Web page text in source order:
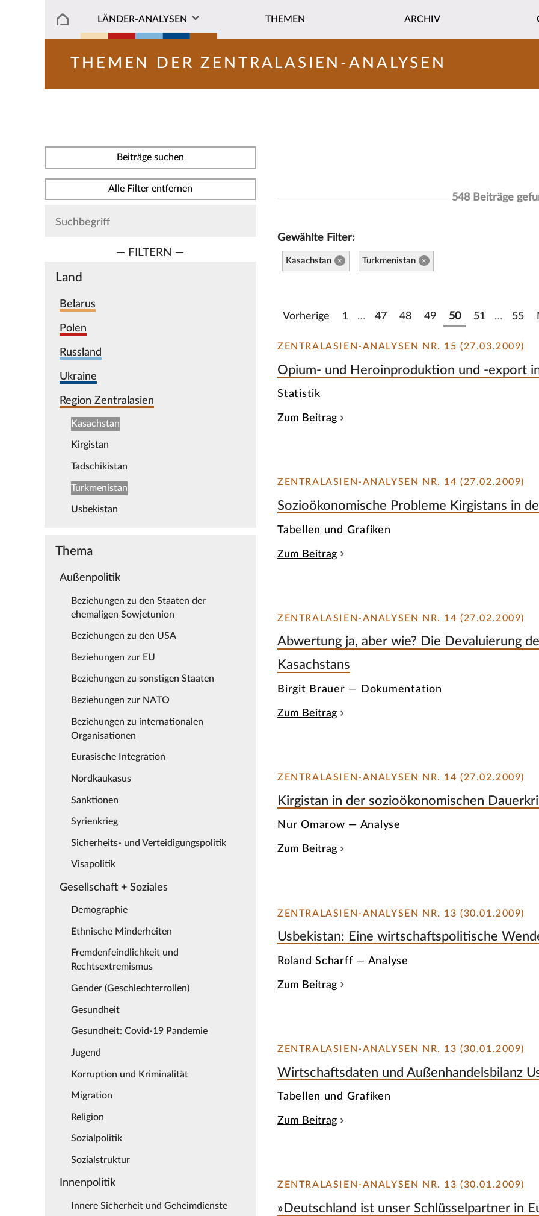
LÄNDER-ANALYSEN THEMEN ARCHIV
THEMEN DER ZENTRALASIEN-ANALYSEN
Beiträge suchen
Alle Filter entfernen
— FILTERN —
Land
Belarus
Polen
Russland
Ukraine
Region Zentralasien
Kasachstan
Kirgistan
Tadschikistan
Turkmenistan
Usbekistan
Thema
Außenpolitik
Beziehungen zu den Staaten der
ehemaligen Sowjetunion
Beziehungen zu den USA
Beziehungen zur EU
Beziehungen zu sonstigen Staaten
Beziehungen zur NATO
Beziehungen zu internationalen
Organisationen
Eurasische Integration
Nordkaukasus
Sanktionen
Syrienkrieg
Sicherheits- und Verteidigungspolitik
Visapolitik
Gesellschaft + Soziales
Demographie
Ethnische Minderheiten
Fremdenfeindlichkeit und
Rechtsextremismus
Gender (Geschlechterrollen)
Gesundheit
Gesundheit: Covid-19 Pandemie
Jugend
Korruption und Kriminalität
Migration
Religion
Sozialpolitik
Sozialstruktur
Innenpolitik
Innere Sicherheit und Geheimdienste
548 Beiträge
Gewählte Filter:
Kasachstan × Turkmenistan ×
Vorherige 1 … 47 48 49 50 51 … 55
ZENTRALASIEN-ANALYSEN NR. 15 (27.03.2009)
Opium- und Heroinproduktion und -export
Statistik
Zum Beitrag
ZENTRALASIEN-ANALYSEN NR. 14 (27.02.2009)
Sozioökonomische Probleme Kirgistans in
Tabellen und Grafiken
Zum Beitrag
ZENTRALASIEN-ANALYSEN NR. 14 (27.02.2009)
Abwertung ja, aber wie? Die Devaluierung
Kasachstans
Birgit Brauer — Dokumentation
Zum Beitrag
ZENTRALASIEN-ANALYSEN NR. 14 (27.02.2009)
Kirgistan in der sozioökonomischen
Nur Omarow — Analyse
Zum Beitrag
ZENTRALASIEN-ANALYSEN NR. 13 (30.01.2009)
Usbekistan: Eine wirtschaftspolitische
Roland Scharff — Analyse
Zum Beitrag
ZENTRALASIEN-ANALYSEN NR. 13 (30.01.2009)
Wirtschaftsdaten und Außenhandelsbilanz
Tabellen und Grafiken
Zum Beitrag
ZENTRALASIEN-ANALYSEN NR. 13 (30.01.2009)
»Deutschland ist unser Schlüsselpartner in